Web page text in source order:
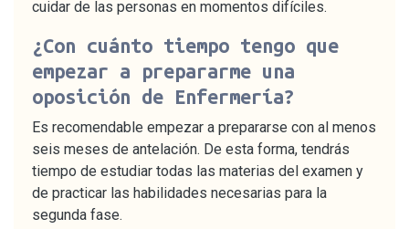
cuidar de las personas en momentos difíciles.
¿Con cuánto tiempo tengo que
empezar a prepararme una
oposición de Enfermería?
Es recomendable empezar a prepararse con al menos
seis meses de antelación. De esta forma, tendrás
tiempo de estudiar todas las materias del examen y
de practicar las habilidades necesarias para la
segunda fase.